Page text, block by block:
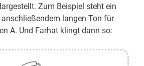
Zum Beispiel steht ein
langen Ton für
A. Und Farhat klingt dann so: